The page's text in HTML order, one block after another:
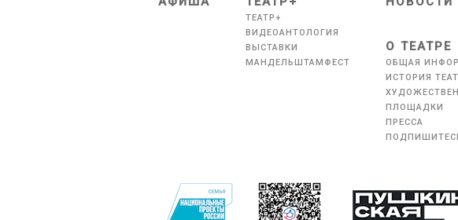
ТЕАТР+
ВИДЕОАНТОЛОГИЯ
ВЫСТАВКИ
МАНДЕЛЬШТАМФЕСТ
О ТЕАТРЕ
ОБЩАЯ
ИСТОРИЯ
ПЛОЩАДКИ
ПРЕССА